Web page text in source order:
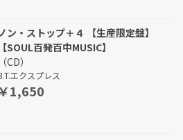
ン・ストップ＋４ 【生産限定盤】
【SOUL百発百中MUSIC】
（CD）
エクスプレス
￥1,650